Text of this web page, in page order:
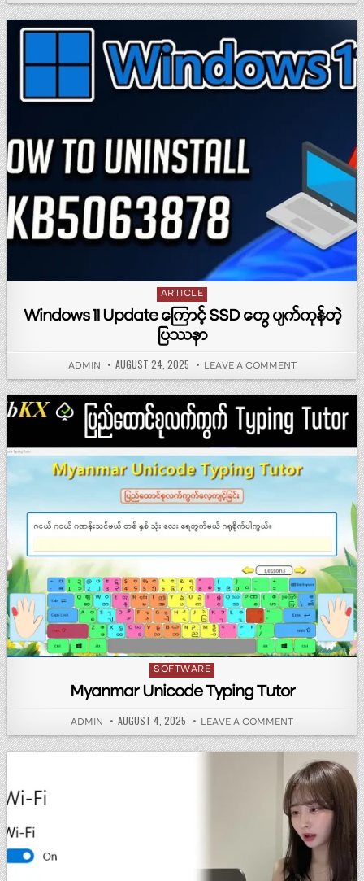
Posted in
ARTICLE
Windows 11 Update ကြောင့် SSD တွေ ပျက်ကုန်တဲ့
ပြဿနာ
AUTHOR:
ADMIN PUBLISHED DATE:
AUGUST 24, 2025 LEAVE A COMMENTON
Posted in
SOFTWARE
Myanmar Unicode Typing Tutor
AUTHOR:
ADMIN PUBLISHED DATE:
AUGUST 4, 2025 LEAVE A COMMENTON MYANMAR